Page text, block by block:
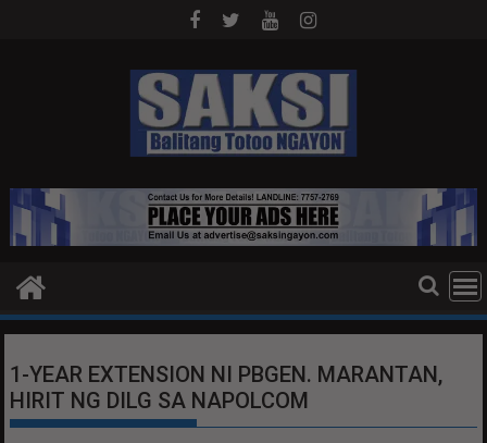
1-YEAR EXTENSION NI PBGEN. MARANTAN,
HIRIT NG DILG SA NAPOLCOM